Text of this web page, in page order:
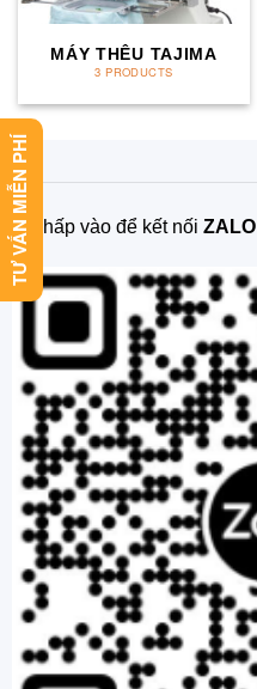
MÁY THÊU TAJIMA
3 PRODUCTS
Nhấp vào để kết nối ZALO
TƯ VẤN MIỄN PHÍ